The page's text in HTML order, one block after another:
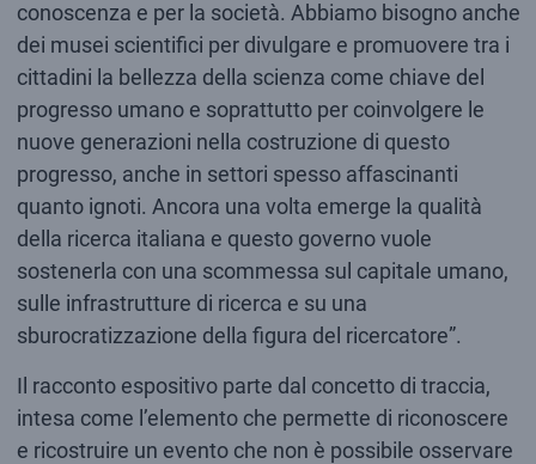
conoscenza e per la società. Abbiamo bisogno anche
dei musei scientifici per divulgare e promuovere tra i
cittadini la bellezza della scienza come chiave del
progresso umano e soprattutto per coinvolgere le
nuove generazioni nella costruzione di questo
progresso, anche in settori spesso affascinanti
quanto ignoti. Ancora una volta emerge la qualità
della ricerca italiana e questo governo vuole
sostenerla con una scommessa sul capitale umano,
sulle infrastrutture di ricerca e su una
sburocratizzazione della figura del ricercatore”.
Il racconto espositivo parte dal concetto di traccia,
intesa come l’elemento che permette di riconoscere
e ricostruire un evento che non è possibile osservare